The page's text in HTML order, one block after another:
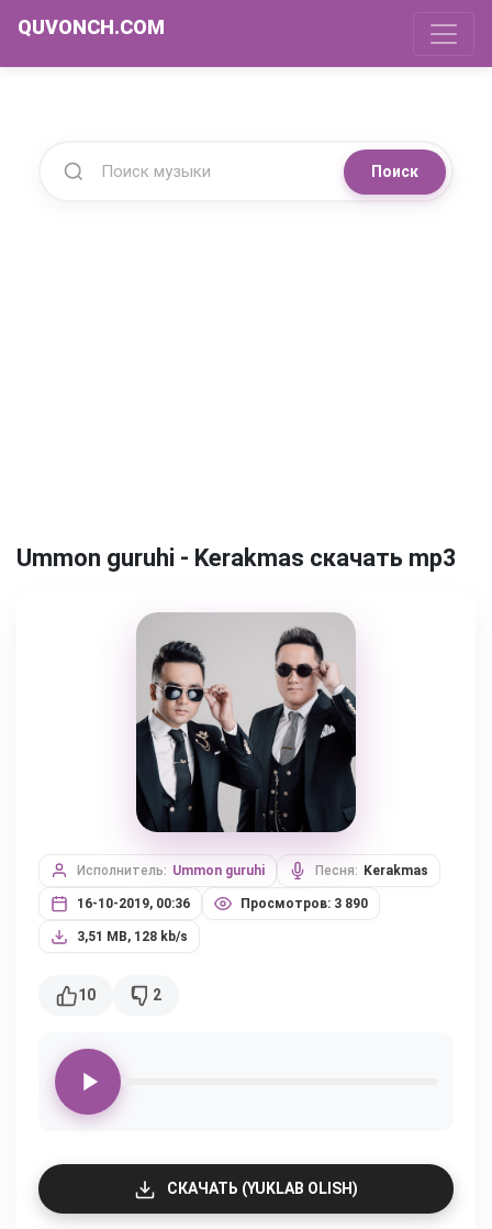
QUVONCH.COM
Поиск
Ummon guruhi - Kerakmas скачать mp3
Исполнитель: Ummon guruhi Песня: Kerakmas
16-10-2019, 00:36 Просмотров: 3 890
3,51 MB, 128 kb/s
10 2
СКАЧАТЬ (YUKLAB OLISH)